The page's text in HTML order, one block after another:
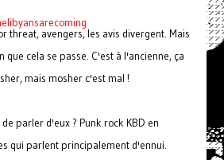
threat, avengers, les avis divergent. Mais
que cela se passe. C'est à l'ancienne, ça
mais mosher c'est mal !
parler d'eux ? Punk rock KBD en
qui parlent principalement d'ennui.